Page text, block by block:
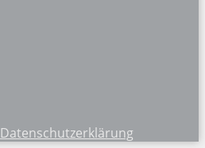
Datenschutzerklärung